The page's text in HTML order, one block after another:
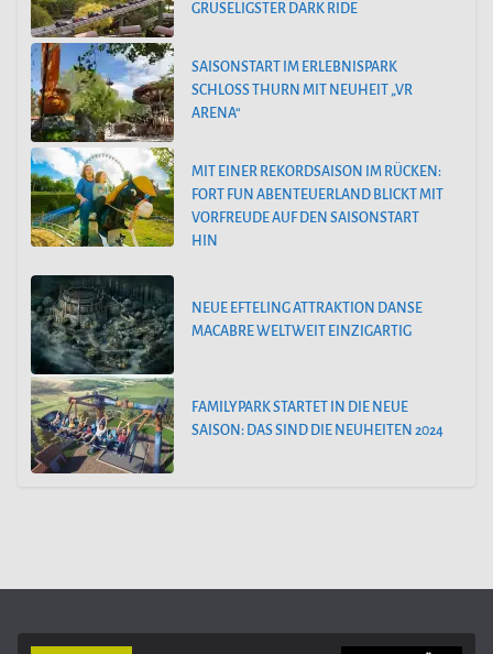
GRUSELIGSTER DARK RIDE
SAISONSTART IM ERLEBNISPARK
SCHLOSS THURN MIT NEUHEIT „VR
ARENA“
MIT EINER REKORDSAISON IM RÜCKEN:
FORT FUN ABENTEUERLAND BLICKT MIT
VORFREUDE AUF DEN SAISONSTART
HIN
NEUE EFTELING ATTRAKTION DANSE
MACABRE WELTWEIT EINZIGARTIG
FAMILYPARK STARTET IN DIE NEUE
SAISON: DAS SIND DIE NEUHEITEN 2024